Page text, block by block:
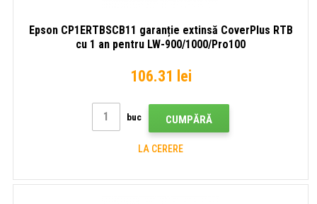
Epson CP1ERTBSCB11 garanție extinsă CoverPlus RTB
cu 1 an pentru LW-900/1000/Pro100
106.31 lei
buc CUMPĂRĂ
LA CERERE